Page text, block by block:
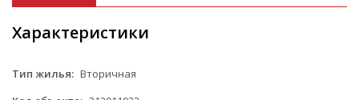
Характеристики
Тип жилья: Вторичная